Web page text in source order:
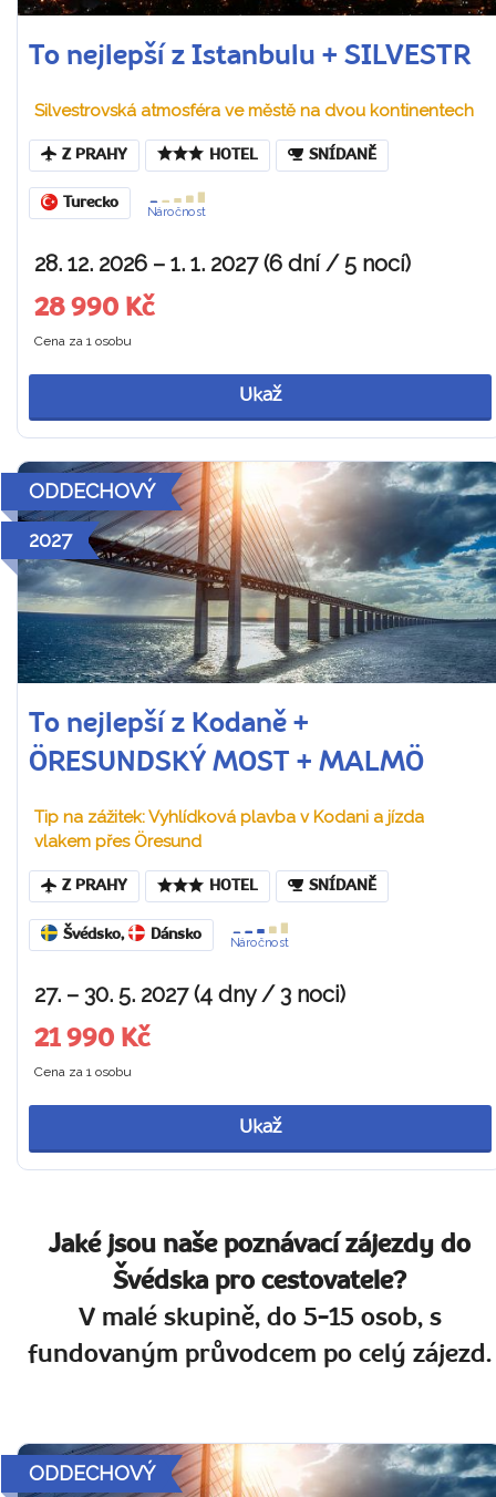
To nejlepší z Istanbulu + SILVESTR
Silvestrovská atmosféra ve městě na dvou kontinentech
Z PRAHY HOTEL SNÍDANĚ
Turecko
Náročnost
28. 12. 2026 – 1. 1. 2027 (6 dní / 5 nocí)
28 990 Kč
Cena za 1 osobu
Ukaž
ODDECHOVÝ
2027
To nejlepší z Kodaně +
ÖRESUNDSKÝ MOST + MALMÖ
Tip na zážitek: Vyhlídková plavba v Kodani a jízda
vlakem přes Öresund
Z PRAHY HOTEL SNÍDANĚ
Švédsko, Dánsko
Náročnost
27. – 30. 5. 2027 (4 dny / 3 noci)
21 990 Kč
Cena za 1 osobu
Ukaž
Jaké jsou naše poznávací zájezdy do
Švédska pro cestovatele?
V malé skupině, do 5-15 osob, s
fundovaným průvodcem po celý zájezd.
ODDECHOVÝ